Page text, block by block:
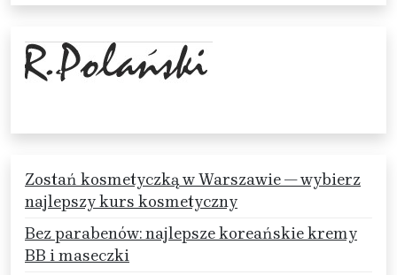
Zostań kosmetyczką w Warszawie — wybierz
najlepszy kurs kosmetyczny
Bez parabenów: najlepsze koreańskie kremy
BB i maseczki